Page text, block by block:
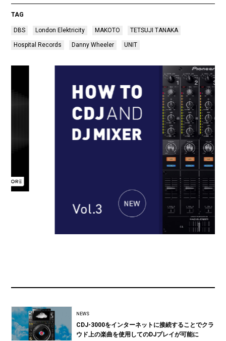
TAG
DBS London Elektricity MAKOTO TETSUJI TANAKA
Hospital Records Danny Wheeler UNIT
NEWS
CDJ-3000をインターネットに接続することでクラ
ウド上の楽曲を使用してのDJプレイが可能に